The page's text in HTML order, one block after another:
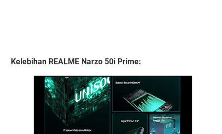
Kelebihan REALME Narzo 50i Prime: